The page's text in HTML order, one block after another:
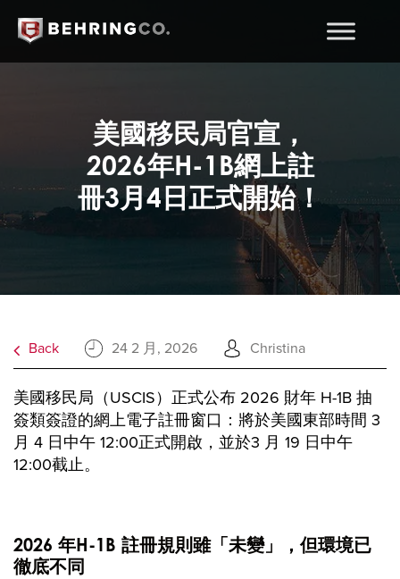
美國移民局官宣，
2026年H-1B網上註
冊3月4日正式開始！
Back 24 2 月, 2026 Christina
美國移民局（USCIS）正式公布 2026 財年 H-1B 抽
簽類簽證的網上電子註冊窗口：將於美國東部時間 3
月 4 日中午 12:00正式開啟，並於3 月 19 日中午
12:00截止。
2026 年H-1B 註冊規則雖「未變」，但環境已
徹底不同